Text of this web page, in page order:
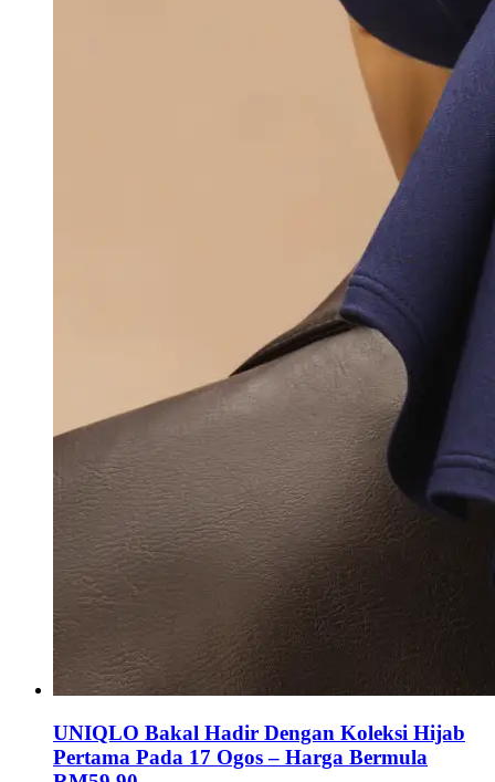
UNIQLO Bakal Hadir Dengan Koleksi Hijab
Pertama Pada 17 Ogos – Harga Bermula